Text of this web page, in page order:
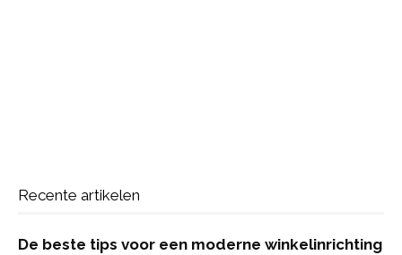
Recente artikelen
De beste tips voor een moderne winkelinrichting